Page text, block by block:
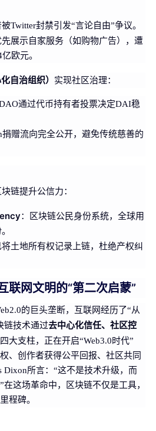
Twitter封禁引发“言论自由”争议。
展示自家服务（如购物广告），遭
欧元。
自治组织） 实现社区治理：
通过代币持有者投票决定DAI稳
捐赠流向完全公开，避免传统慈善的
链提升公信力：
：区块链公民身份系统，全球用
土地所有权记录上链，杜绝产权纠
网文明的“第二次启蒙”
的巨头垄断，互联网经历了“从
链技术通过去中心化信任、社区控
四大支柱，正在开启“Web3.0时代”
创作者获得公平回报、社区共同
Dixon所言：“这不是技术升级，而
这场革命中，区块链不仅是工具，
程碑。